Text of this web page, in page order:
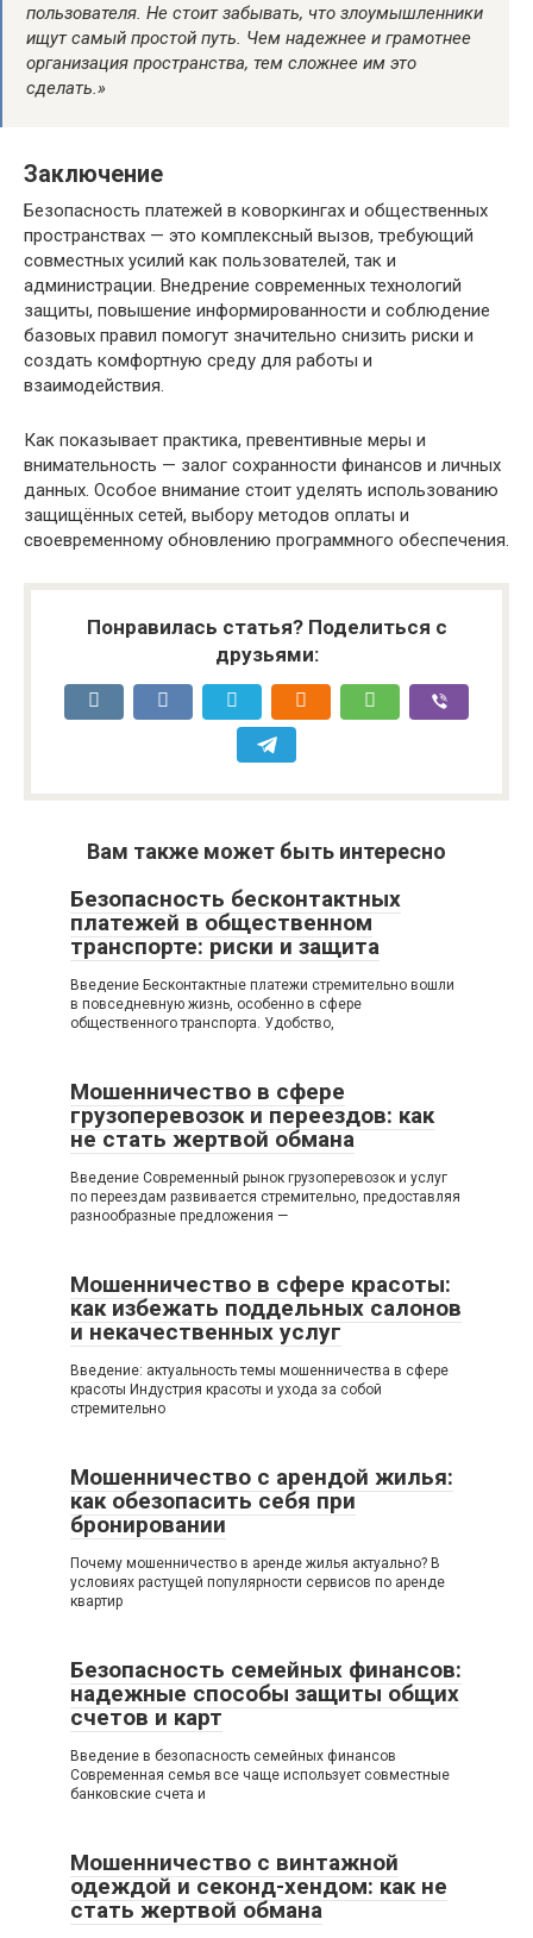
пользователя. Не стоит забывать, что злоумышленники
ищут самый простой путь. Чем надежнее и грамотнее
организация пространства, тем сложнее им это
сделать.»
Заключение
Безопасность платежей в коворкингах и общественных
пространствах — это комплексный вызов, требующий
совместных усилий как пользователей, так и
администрации. Внедрение современных технологий
защиты, повышение информированности и соблюдение
базовых правил помогут значительно снизить риски и
создать комфортную среду для работы и
взаимодействия.
Как показывает практика, превентивные меры и
внимательность — залог сохранности финансов и личных
данных. Особое внимание стоит уделять использованию
защищённых сетей, выбору методов оплаты и
своевременному обновлению программного обеспечения.
Понравилась статья? Поделиться с
друзьями:
Вам также может быть интересно
Безопасность бесконтактных
платежей в общественном
транспорте: риски и защита
Введение Бесконтактные платежи стремительно вошли
в повседневную жизнь, особенно в сфере
общественного транспорта. Удобство,
Мошенничество в сфере
грузоперевозок и переездов: как
не стать жертвой обмана
Введение Современный рынок грузоперевозок и услуг
по переездам развивается стремительно, предоставляя
разнообразные предложения —
Мошенничество в сфере красоты:
как избежать поддельных салонов
и некачественных услуг
Введение: актуальность темы мошенничества в сфере
красоты Индустрия красоты и ухода за собой
стремительно
Мошенничество с арендой жилья:
как обезопасить себя при
бронировании
Почему мошенничество в аренде жилья актуально? В
условиях растущей популярности сервисов по аренде
квартир
Безопасность семейных финансов:
надежные способы защиты общих
счетов и карт
Введение в безопасность семейных финансов
Современная семья все чаще использует совместные
банковские счета и
Мошенничество с винтажной
одеждой и секонд-хендом: как не
стать жертвой обмана